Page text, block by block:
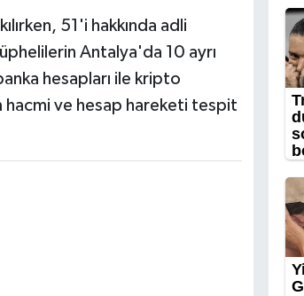
51'i hakkında adli
Antalya'da 10 ayrı
hesapları ile kripto
hacmi ve hesap hareketi tespit